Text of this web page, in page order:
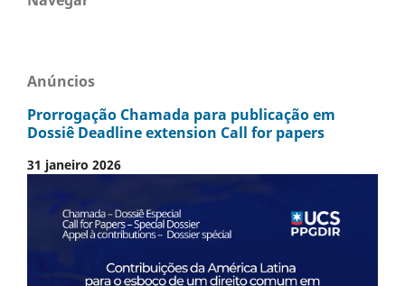
Anúncios
Prorrogação Chamada para publicação em
Dossiê Deadline extension Call for papers
31 janeiro 2026